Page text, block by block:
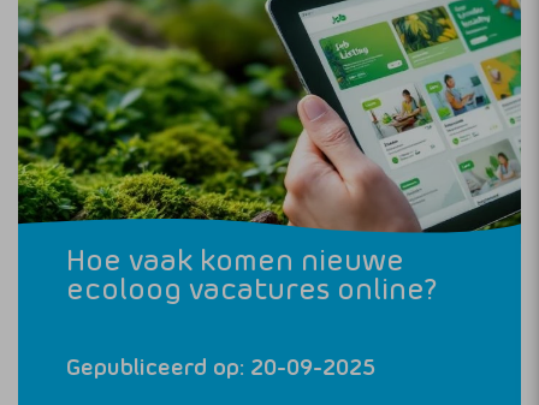
Hoe vaak komen nieuwe
ecoloog vacatures online?
Gepubliceerd op: 20-09-2025